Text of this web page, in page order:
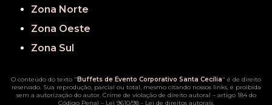
Zona Norte
Zona Oeste
Zona Sul
O conteúdo do texto " Buffets de Evento Corporativo Santa Cecília" é de direito
reservado. Sua reprodução, parcial ou total, mesmo citando nossos links, é proibida
sem a autorização do autor. Crime de violação de direito autoral – artigo 184 do
Código Penal – Lei 9610/98 - Lei de direitos autorais.